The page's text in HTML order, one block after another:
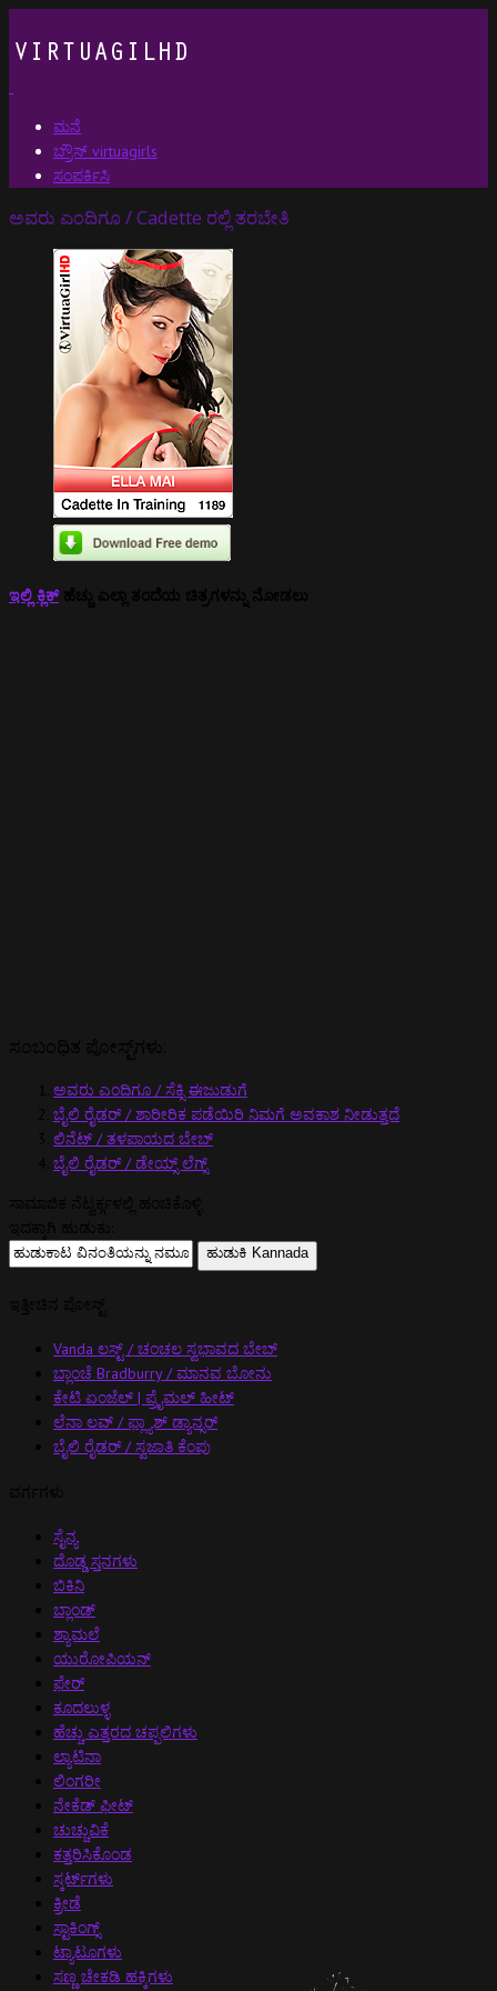
ಮನೆ
ಬ್ರೌಸ್ virtuagirls
ಸಂಪರ್ಕಿಸಿ
ಅವರು ಎಂದಿಗೂ / Cadette ರಲ್ಲಿ ತರಬೇತಿ
ಇಲ್ಲಿ ಕ್ಲಿಕ್ಹೆಚ್ಚು ಎಲ್ಲಾ ತಂದೆಯ ಚಿತ್ರಗಳನ್ನು ನೋಡಲು
ಅವರು ಎಂದಿಗೂ / ಸೆಕ್ಸಿ ಈಜುಡುಗೆ
ಬೈಲಿ ರೈಡರ್ / ಶಾರೀರಿಕ ಪಡೆಯಿರಿ ನಿಮಗೆ ಅವಕಾಶ ನೀಡುತ್ತದೆ
ಲಿನೆಟ್ / ತಳಪಾಯದ ಬೇಬ್
ಬೈಲಿ ರೈಡರ್ / ಡೇಯ್ಸ್ ಲೆಗ್ಸ್
Vanda ಲಸ್ಟ್ / ಚಂಚಲ ಸ್ವಭಾವದ ಬೇಬ್
ಬ್ಲಾಂಚೆ Bradburry / ಮಾನವ ಬೋನು
ಕೇಟಿ ಏಂಜೆಲ್ | ಪ್ರೈಮಲ್ ಹೀಟ್
ಲೆನಾ ಲವ್ / ಫ್ಲ್ಯಾಶ್ ಡ್ಯಾನ್ಸರ್
ಬೈಲಿ ರೈಡರ್ / ಸ್ವಜಾತಿ ಕೆಂಪು
ಸೈನ್ಯ
ದೊಡ್ಡ ಸ್ತನಗಳು
ಬಿಕಿನಿ
ಬ್ಲಾಂಡ್
ಶ್ಯಾಮಲೆ
ಯುರೋಪಿಯನ್
ಫೇರ್
ಕೂದಲುಳ್ಳ
ಹೆಚ್ಚು ಎತ್ತರದ ಚಪ್ಪಲಿಗಳು
ಲ್ಯಾಟಿನಾ
ಲಿಂಗರೀ
ನೇಕೆಡ್ ಫೀಟ್
ಚುಚ್ಚುವಿಕೆ
ಕತ್ತರಿಸಿಕೊಂಡ
ಸ್ಕರ್ಟ್‌ಗಳು
ಕ್ರೀಡೆ
ಸ್ಟಾಕಿಂಗ್ಸ್
ಟ್ಯಾಟೂಗಳು
ಸಣ್ಣ ಚೇಕಡಿ ಹಕ್ಕಿಗಳು